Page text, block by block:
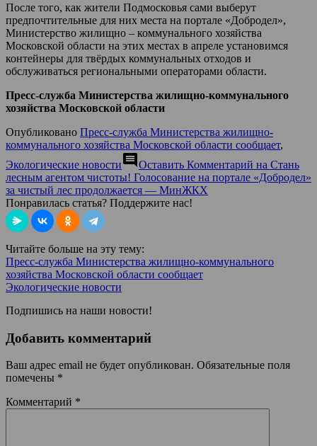
После того, как жители Подмосковья сами выберут
предпочтительные для них места на портале «Добродел»,
Министерство жилищно – коммунального хозяйства
Московской области на этих местах в апреле установимся
контейнеры для твёрдых коммунальных отходов и
обслуживаться региональными операторами области.
Пресс-служба Министерства жилищно-коммунального
хозяйства Московской области
Опубликовано Пресс-служба Министерства жилищно-
коммунального хозяйства Московской области сообщает,
Экологические новостиcomment Оставить Комментарий на Стань
лесным агентом чистоты! Голосование на портале «Добродел»
за чистый лес продолжается — МинЖКХ
Понравилась статья? Поддержите нас!
Читайте больше на эту тему:
Пресс-служба Министерства жилищно-коммунального
хозяйства Московской области сообщает
Экологические новости
Подпишись на наши новости!
Добавить комментарий
Ваш адрес email не будет опубликован. Обязательные поля
помечены *
Комментарий *